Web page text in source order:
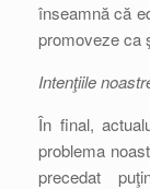
înseamnă că
promoveze ca
Intenţiile
În final,
problema
precedat